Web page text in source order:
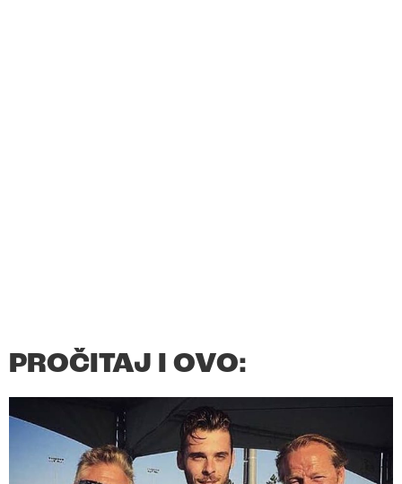
PROČITAJ I OVO: